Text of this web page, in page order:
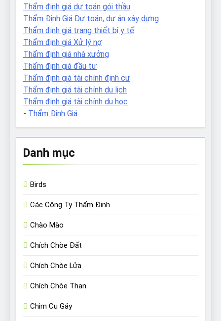
Thẩm định giá dự toán gói thầu
Thẩm Định Giá Dự toán, dự án xây dựng
Thẩm định giá trang thiết bị y tế
Thẩm định giá Xử lý nợ
Thẩm định giá nhà xưởng
Thẩm định giá đầu tư
Thẩm định giá tài chính định cư
Thẩm định giá tài chính du lịch
Thẩm định giá tài chính du học
- Thẩm Định Giá
Danh mục
Birds
Các Công Ty Thẩm Định
Chào Mào
Chích Chòe Đất
Chích Chòe Lửa
Chích Chòe Than
Chim Cu Gáy